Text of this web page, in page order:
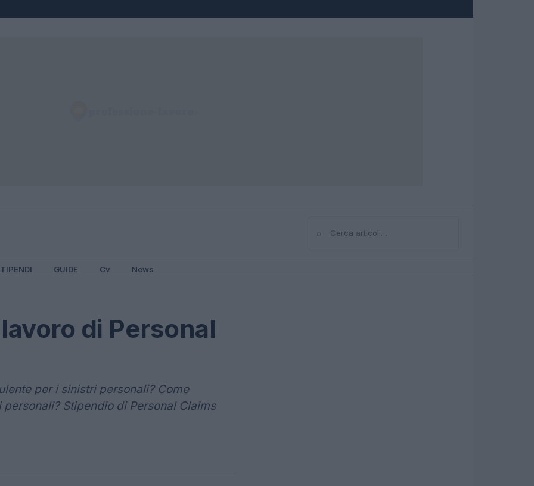
⌕Cerca
GUIDE Cv News
di Personal
per i sinistri personali? Come
Stipendio di Personal Claims